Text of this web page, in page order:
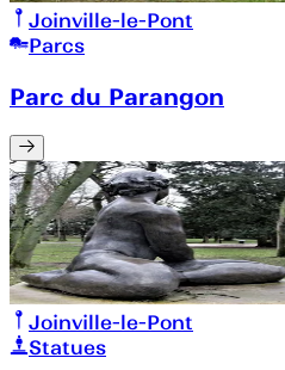
Joinville-le-Pont
Parcs
Parc du Parangon
Joinville-le-Pont
Statues